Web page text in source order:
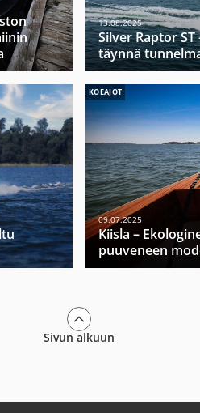
13.08.2025
Silver Raptor
täynnä
KOEAJOT
09.07.2025
Kiisla –
puuveneen
Sivun alkuun